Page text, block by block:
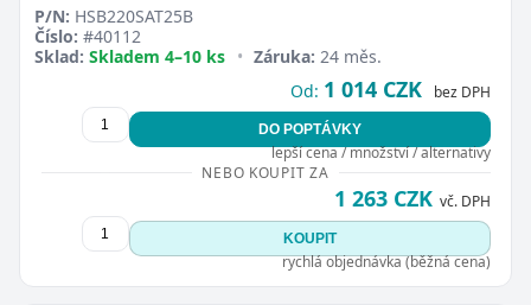
P/N: HSB220SAT25B
Číslo: #40112
Sklad: Skladem 4–10 ks • Záruka: 24 měs.
Od: 1 014 CZK bez DPH
DO POPTÁVKY
lepší cena / množství / alternativy
NEBO KOUPIT ZA
1 263 CZK vč. DPH
KOUPIT
rychlá objednávka (běžná cena)